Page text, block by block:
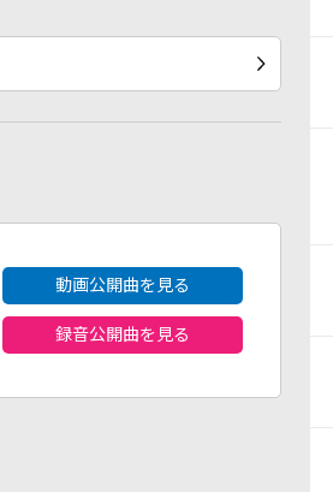
動画公開曲を見る
録音公開曲を見る